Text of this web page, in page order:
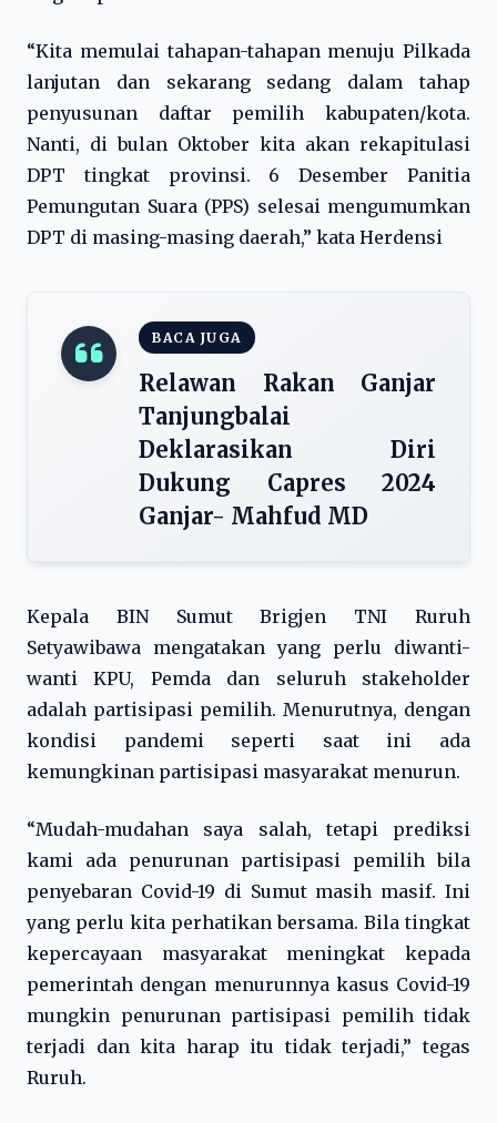
“Kita memulai tahapan-tahapan menuju Pilkada
lanjutan dan sekarang sedang dalam tahap
penyusunan daftar pemilih kabupaten/kota.
Nanti, di bulan Oktober kita akan rekapitulasi
DPT tingkat provinsi. 6 Desember Panitia
Pemungutan Suara (PPS) selesai mengumumkan
DPT di masing-masing daerah,” kata Herdensi
BACA JUGA
Relawan Rakan Ganjar
Tanjungbalai
Deklarasikan Diri
Dukung Capres 2024
Ganjar- Mahfud MD
Kepala BIN Sumut Brigjen TNI Ruruh
Setyawibawa mengatakan yang perlu diwanti-
wanti KPU, Pemda dan seluruh stakeholder
adalah partisipasi pemilih. Menurutnya, dengan
kondisi pandemi seperti saat ini ada
kemungkinan partisipasi masyarakat menurun.
“Mudah-mudahan saya salah, tetapi prediksi
kami ada penurunan partisipasi pemilih bila
penyebaran Covid-19 di Sumut masih masif. Ini
yang perlu kita perhatikan bersama. Bila tingkat
kepercayaan masyarakat meningkat kepada
pemerintah dengan menurunnya kasus Covid-19
mungkin penurunan partisipasi pemilih tidak
terjadi dan kita harap itu tidak terjadi,” tegas
Ruruh.